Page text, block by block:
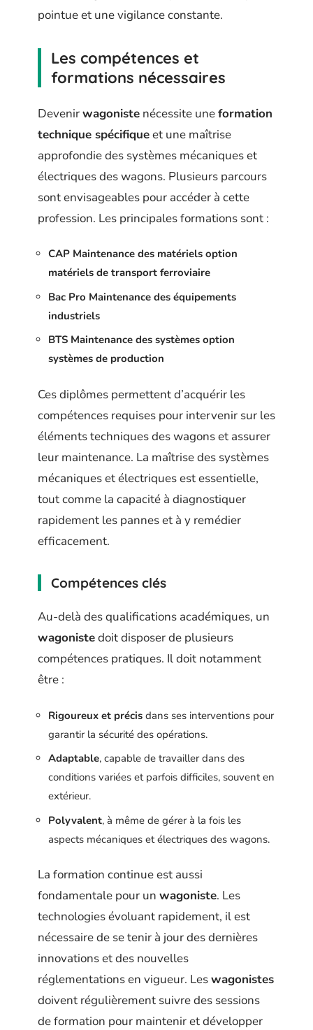
pointue et une vigilance constante.
Les compétences et
formations nécessaires
Devenirwagoniste nécessite uneformation
technique spécifiqueet une maîtrise
approfondie des systèmes mécaniques et
électriques des wagons. Plusieurs parcours
sont envisageables pour accéder à cette
profession. Les principales formations sont :
CAP Maintenance des matériels option
matériels de transport ferroviaire
Bac Pro Maintenance des équipements
industriels
BTS Maintenance des systèmes option
systèmes de production
Ces diplômes permettent d’acquérir les
compétences requises pour intervenir sur les
éléments techniques des wagons et assurer
leur maintenance. La maîtrise des systèmes
mécaniques et électriques est essentielle,
tout comme la capacité à diagnostiquer
rapidement les pannes et à y remédier
efficacement.
Compétences clés
Au-delà des qualifications académiques, un
wagonistedoit disposer de plusieurs
compétences pratiques. Il doit notamment
être :
Rigoureux et précis dans ses interventions pour
garantir la sécurité des opérations.
Adaptable, capable de travailler dans des
conditions variées et parfois difficiles, souvent en
extérieur.
Polyvalent, à même de gérer à la fois les
aspects mécaniques et électriques des wagons.
La formation continue est aussi
fondamentale pour un wagoniste. Les
technologies évoluant rapidement, il est
nécessaire de se tenir à jour des dernières
innovations et des nouvelles
réglementations en vigueur. Leswagonistes
doivent régulièrement suivre des sessions
de formation pour maintenir et développer